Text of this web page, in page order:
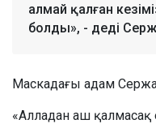
алмай қалған
болды», - деді
Маскадағы адам
«Алладан аш